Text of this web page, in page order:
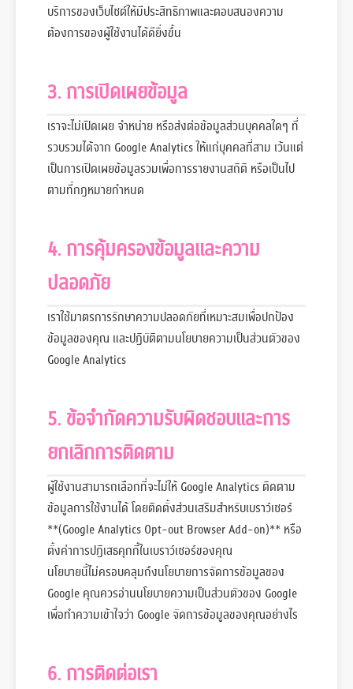
บริการของเว็บไซต์ให้มีประสิทธิภาพและตอบสนองความ
ต้องการของผู้ใช้งานได้ดียิ่งขึ้น
3. การเปิดเผยข้อมูล
เราจะไม่เปิดเผย จำหน่าย หรือส่งต่อข้อมูลส่วนบุคคลใดๆ ที่
รวบรวมได้จาก Google Analytics ให้แก่บุคคลที่สาม เว้นแต่
เป็นการเปิดเผยข้อมูลรวมเพื่อการรายงานสถิติ หรือเป็นไป
ตามที่กฎหมายกำหนด
4. การคุ้มครองข้อมูลและความ
ปลอดภัย
เราใช้มาตรการรักษาความปลอดภัยที่เหมาะสมเพื่อปกป้อง
ข้อมูลของคุณ และปฏิบัติตามนโยบายความเป็นส่วนตัวของ
Google Analytics
5. ข้อจำกัดความรับผิดชอบและการ
ยกเลิกการติดตาม
ผู้ใช้งานสามารถเลือกที่จะไม่ให้ Google Analytics ติดตาม
ข้อมูลการใช้งานได้ โดยติดตั้งส่วนเสริมสำหรับเบราว์เซอร์
**(Google Analytics Opt-out Browser Add-on)** หรือ
ตั้งค่าการปฏิเสธคุกกี้ในเบราว์เซอร์ของคุณ
นโยบายนี้ไม่ครอบคลุมถึงนโยบายการจัดการข้อมูลของ
Google คุณควรอ่านนโยบายความเป็นส่วนตัวของ Google
เพื่อทำความเข้าใจว่า Google จัดการข้อมูลของคุณอย่างไร
6. การติดต่อเรา
สวัสดีค่ะ! ยินดีต้อนรับ
หนูคือผู้ช่วย AI ส่วนตัวของคุณ ยินดีให้บริการค่ะ สำหรับการ
ติดต่อด่วนตามลิงก์ด้านล่างนี้ค่ะ
📝 สมัครเรียน / ทะเบียน / วุฒิการศึกษา /
หลักสูตร
💰 กองพัฒนานักศึษา, กู้ยืม กยศ. 📞 โทร. 5204
💳 ชำระค่าเทอม กองคลัง 📞 โทร. 1131
📢 งานประชาสัมพันธ์